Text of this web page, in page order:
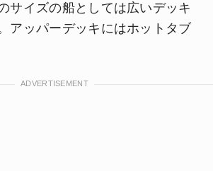
サイズの船としては広いデッキ
アッパーデッキにはホットタブ